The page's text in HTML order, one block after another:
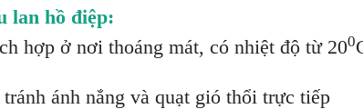
lan hồ điệp:
hợp ở nơi thoáng mát, có nhiệt độ từ 200
ánh nắng và quạt gió thổi trực tiếp